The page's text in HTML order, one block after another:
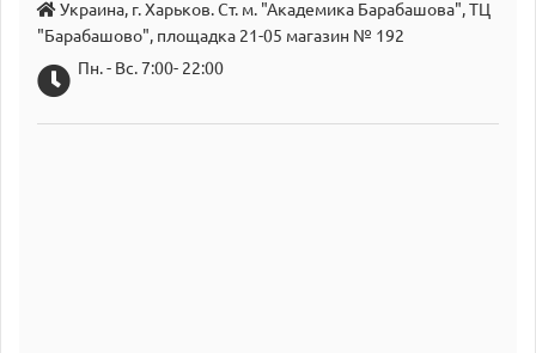
Украина, г. Харьков. Ст. м. "Академика Барабашова", ТЦ
"Барабашово", площадка 21-05 магазин № 192
Пн. - Вс. 7:00- 22:00